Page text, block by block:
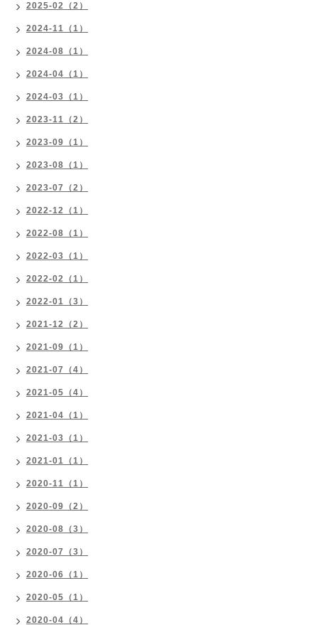
2025-02（2）
2024-11（1）
2024-08（1）
2024-04（1）
2024-03（1）
2023-11（2）
2023-09（1）
2023-08（1）
2023-07（2）
2022-12（1）
2022-08（1）
2022-03（1）
2022-02（1）
2022-01（3）
2021-12（2）
2021-09（1）
2021-07（4）
2021-05（4）
2021-04（1）
2021-03（1）
2021-01（1）
2020-11（1）
2020-09（2）
2020-08（3）
2020-07（3）
2020-06（1）
2020-05（1）
2020-04（4）